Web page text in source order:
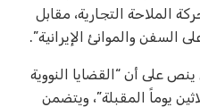
الملاحة التجارية، مقابل
السفن والموانئ الإيرانية”.
على أن “القضايا النووية
يوماً المقبلة”، ويتضمن